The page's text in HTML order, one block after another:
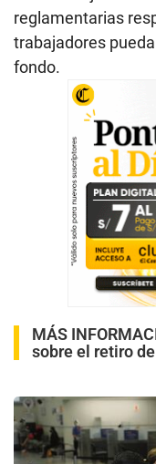
reglamentarias
trabajadores
fondo.
MÁS
sobre el retiro